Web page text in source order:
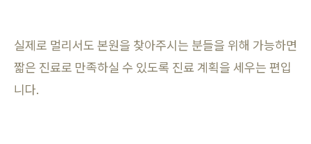
실제로 멀리서도 본원을 찾아주시는 분들을 위해 가능하면
짧은 진료로 만족하실 수 있도록 진료 계획을 세우는 편입
니다.